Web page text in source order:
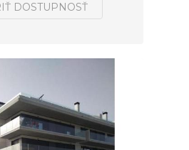
DOSTUPNOSŤ